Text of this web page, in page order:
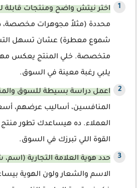
اختر نيتش واضح ومنتجات قابلة
محددة (مثلاً مجوهرات مخصصة،
شموع معطرة) عشان تسهل
متخصصة. خلي المنتج يعكس
يلبي رغبة معينة في السوق.
اعمل دراسة بسيطة للسوق
المنافسين، أساليب عرضهم،
العملاء. ده هيساعدك تطور
القوة اللي تبرزك في السوق.
حدد هوية العلامة التجارية
الاسم والشعار ولون الهوية